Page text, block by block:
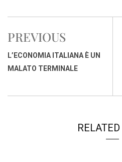
c
b
o
o
a
s
A
p
n
d
I
r
d
a
PREVIOUS
L’ECONOMIA ITALIANA È UN
MALATO TERMINALE